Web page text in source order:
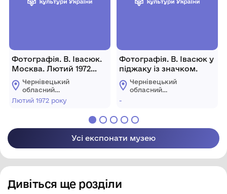
Фотографія. В. Івасюк.
Москва. Лютий 1972
року.Чернівецький
обласний
меморіальний музей
Володимира Івасюка
Лютий 1972 року
Фотографія. В. Івасюк у
піджаку із значком.
Чернівецький
обласний
-
Усі експонати музею
Дивіться ще розділи